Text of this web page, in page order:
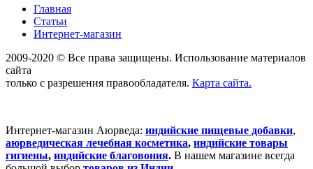
Главная
Статьи
Интернет-магазин
2009-2020 © Все права защищены. Использование материалов
сайта
только с разрешения правообладателя. Карта сайта.
Интернет-магазин Аюрведа: индийские пищевые добавки,
аюрведическая лечебная косметика, индийские товары
гигиены, индийские благовония. В нашем магазине всегда